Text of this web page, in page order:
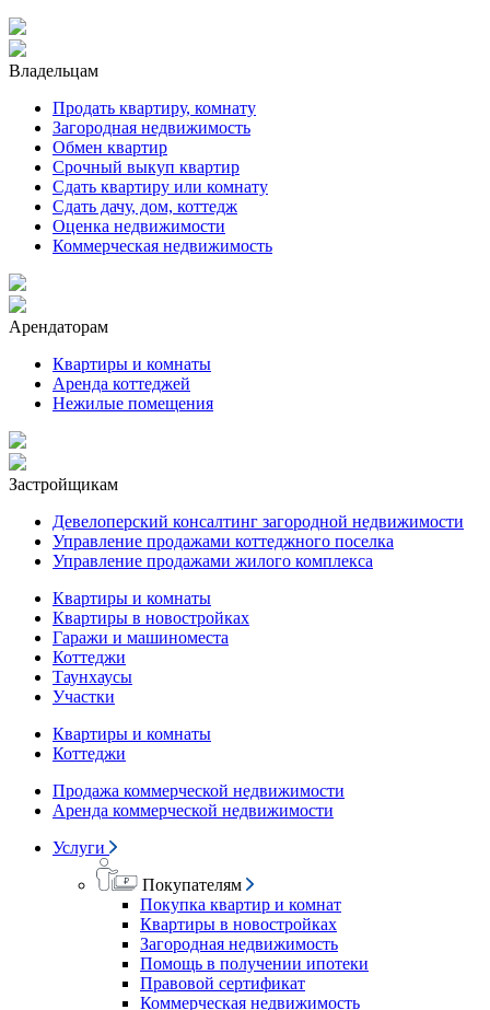
Владельцам
Продать квартиру, комнату
Загородная недвижимость
Обмен квартир
Срочный выкуп квартир
Сдать квартиру или комнату
Сдать дачу, дом, коттедж
Оценка недвижимости
Коммерческая недвижимость
Арендаторам
Квартиры и комнаты
Аренда коттеджей
Нежилые помещения
Застройщикам
Девелоперский консалтинг загородной недвижимости
Управление продажами коттеджного поселка
Управление продажами жилого комплекса
Квартиры и комнаты
Квартиры в новостройках
Гаражи и машиноместа
Коттеджи
Таунхаусы
Участки
Квартиры и комнаты
Коттеджи
Продажа коммерческой недвижимости
Аренда коммерческой недвижимости
Услуги
Покупателям
Покупка квартир и комнат
Квартиры в новостройках
Загородная недвижимость
Помощь в получении ипотеки
Правовой сертификат
Коммерческая недвижимость